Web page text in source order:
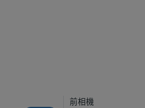
前相機